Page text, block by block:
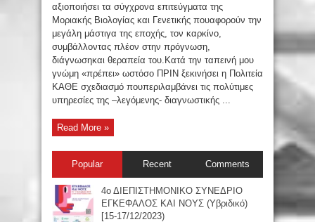
αξιοποιήσει τα σύγχρονα επιτεύγματα της
Μοριακής Βιολογίας και Γενετικής πουαφορούν την
μεγάλη μάστιγα της εποχής, τον καρκίνο,
συμβάλλοντας πλέον στην πρόγνωση,
διάγνωσηκαι θεραπεία του.Κατά την ταπεινή μου
γνώμη «πρέπει» ωστόσο ΠΡΙΝ ξεκινήσει η Πολιτεία
ΚΑΘΕ σχεδιασμό πουπεριλαμβάνει τις πολύτιμες
υπηρεσίες της –λεγόμενης- διαγνωστικής ...
Read More »
Popular Recent Comments
4ο ΔΙΕΠΙΣΤΗΜΟΝΙΚΟ ΣΥΝΕΔΡΙΟ
ΕΓΚΕΦΑΛΟΣ ΚΑΙ ΝΟΥΣ (Υβριδικό)
[15-17/12/2023)